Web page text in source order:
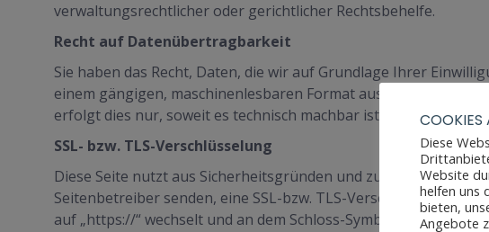
verwaltungsrechtlicher oder gerichtlicher Rechtsbehelfe.
Recht auf Datenübertragbarkeit
Sie haben das Recht, Daten, die wir auf Grundlage Ihrer
einem gängigen, maschinenlesbaren Format aushändigen zu
erfolgt dies nur, soweit es technisch machbar ist.
SSL- bzw. TLS-Verschlüsselung
Diese Seite nutzt aus Sicherheitsgründen und zum Schutz der
Seitenbetreiber senden, eine SSL-bzw. TLS-Verschlüsselung.
auf „https://“ wechselt und an dem Schloss-Symbol in Ihrer
COOKIES
Diese
Website
helfen uns
bieten,
Angebote